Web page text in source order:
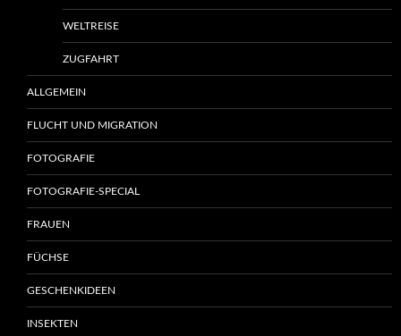
WELTREISE
ZUGFAHRT
ALLGEMEIN
FLUCHT UND MIGRATION
FOTOGRAFIE
FOTOGRAFIE-SPECIAL
FRAUEN
FÜCHSE
GESCHENKIDEEN
INSEKTEN